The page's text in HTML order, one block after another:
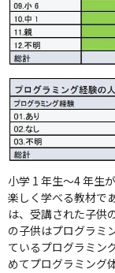
小学 1 年生～4 年生
楽しく学べる教材で
は、受講された子供
の子供はプログラミ
ているプログラミン
めてプログラミング